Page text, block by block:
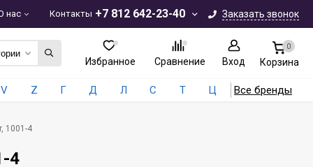
+7 812 642-23-40 Заказать звонок
нас Контакты
Избранное Сравнение Вход
0
Корзина
V Z Г Д Л С Т Ц Все бренды
1001-4
4